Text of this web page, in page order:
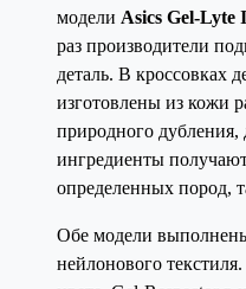
модели Asics Gel-Lyte
раз производители
деталь. В кроссовках
изготовлены из кожи
природного дубления,
ингредиенты
определенных пород,
Обе модели
нейлонового